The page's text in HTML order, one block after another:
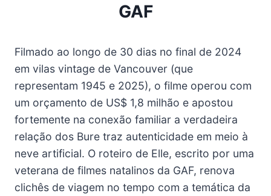
GAF
Filmado ao longo de 30 dias no final de 2024
em vilas vintage de Vancouver (que
representam 1945 e 2025), o filme operou com
um orçamento de US$ 1,8 milhão e apostou
fortemente na conexão familiar a verdadeira
relação dos Bure traz autenticidade em meio à
neve artificial. O roteiro de Elle, escrito por uma
veterana de filmes natalinos da GAF, renova
clichês de viagem no tempo com a temática da